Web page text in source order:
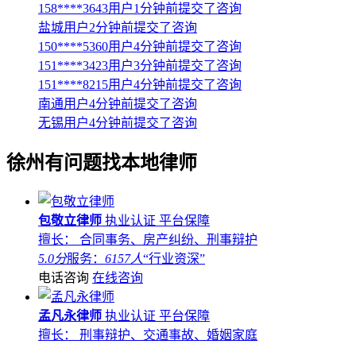
158****3643用户1分钟前提交了咨询
盐城用户2分钟前提交了咨询
150****5360用户4分钟前提交了咨询
151****3423用户3分钟前提交了咨询
151****8215用户4分钟前提交了咨询
南通用户4分钟前提交了咨询
无锡用户4分钟前提交了咨询
徐州有问题找本地律师
包敬立律师 执业认证 平台保障
擅长： 合同事务、房产纠纷、刑事辩护
5.0分服务： 6157人“行业资深”
电话咨询 在线咨询
孟凡永律师 执业认证 平台保障
擅长： 刑事辩护、交通事故、婚姻家庭